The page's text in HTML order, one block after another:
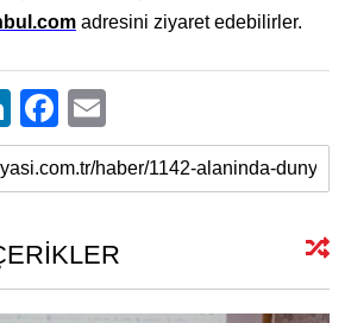
adresini ziyaret edebilirler.
Li
n
k
dI
n
F
a
c
b
o
m
ail